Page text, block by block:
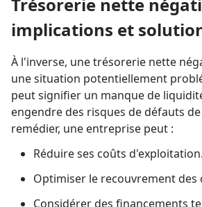
implications et
À l'inverse, une trésorerie nette
une situation potentiellement
peut signifier un manque de
engendre des risques de défauts
remédier, une entreprise peut :
Réduire ses coûts d'exploitation.
Optimiser le recouvrement des
Considérer des financements